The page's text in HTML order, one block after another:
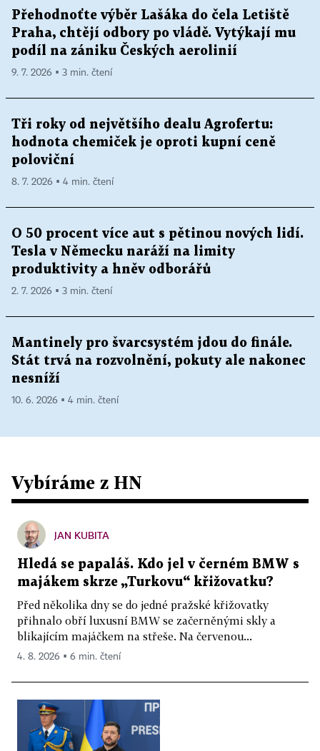
Přehodnoťte výběr Lašáka do čela Letiště
Praha, chtějí odbory po vládě. Vytýkají mu
podíl na zániku Českých aerolinií
9. 7. 2026 ▪ 3 min. čtení
Tři roky od největšího dealu Agrofertu:
hodnota chemiček je oproti kupní ceně
poloviční
8. 7. 2026 ▪ 4 min. čtení
O 50 procent více aut s pětinou nových lidí.
Tesla v Německu naráží na limity
produktivity a hněv odborářů
2. 7. 2026 ▪ 3 min. čtení
Mantinely pro švarcsystém jdou do finále.
Stát trvá na rozvolnění, pokuty ale nakonec
nesníží
10. 6. 2026 ▪ 4 min. čtení
Vybíráme z HN
JAN KUBITA
Hledá se papaláš. Kdo jel v černém BMW s
majákem skrze „Turkovu“ křižovatku?
Před několika dny se do jedné pražské křižovatky
přihnalo obří luxusní BMW se začerněnými skly a
blikajícím majáčkem na střeše. Na červenou...
4. 8. 2026 ▪ 6 min. čtení